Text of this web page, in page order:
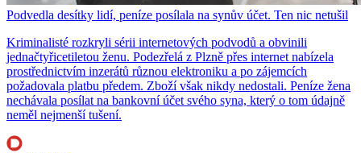
Podvedla desítky lidí, peníze posílala na synův účet. Ten nic netušil
Kriminalisté rozkryli sérii internetových podvodů a obvinili
jednačtyřicetiletou ženu. Podezřelá z Plzně přes internet nabízela
prostřednictvím inzerátů různou elektroniku a po zájemcích
požadovala platbu předem. Zboží však nikdy nedostali. Peníze žena
nechávala posílat na bankovní účet svého syna, který o tom údajně
neměl nejmenší tušení.